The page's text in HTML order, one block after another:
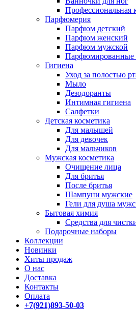
Профессиональная
Парфюмерия
Парфюм детский
Парфюм женский
Парфюм мужской
Парфюмированные
Гигиена
Уход за полостью
Мыло
Дезодоранты
Интимная гигиена
Салфетки
Детская косметика
Для малышей
Для девочек
Для мальчиков
Мужская косметика
Очищение лица
Для бритья
После бритья
Шампуни мужские
Гели для душа
Бытовая химия
Средства для
Подарочные наборы
Коллекции
Новинки
Хиты продаж
О нас
Доставка
Контакты
Оплата
+7(921)893-50-03